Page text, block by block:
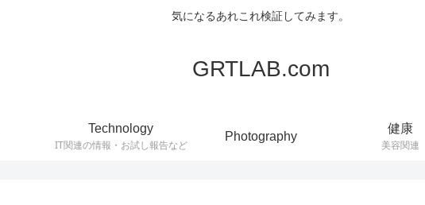
気になるあれこれ検証してみます。
GRTLAB.com
Technology
IT関連の情報・お試し報告など
Photography
健康
美容関連